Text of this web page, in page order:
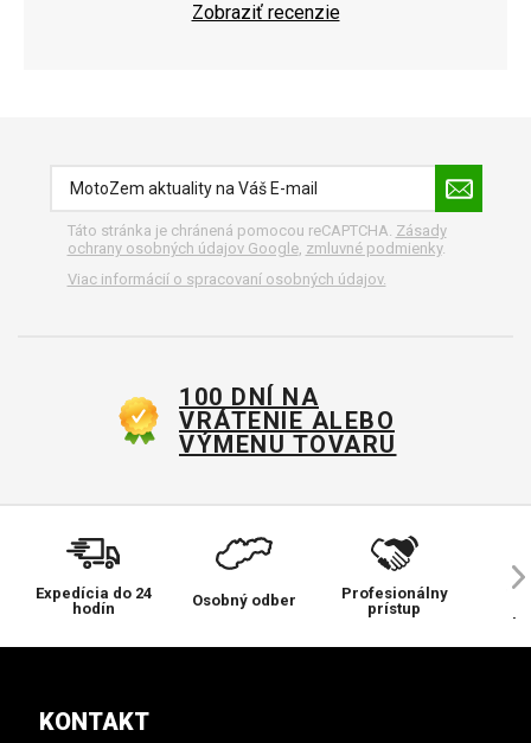
Zobraziť recenzie
Táto stránka je chránená pomocou reCAPTCHA. Zásady
ochrany osobných údajov Google, zmluvné podmienky.
Viac informácií o spracovaní osobných údajov.
100 DNÍ NA
VRÁTENIE ALEBO
VÝMENU TOVARU
Expedícia do 24
hodín
Osobný odber
Profesionálny
prístup
KONTAKT